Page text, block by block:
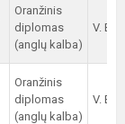
Oranžinis
diplomas
(anglų kalba)
V.
Oranžinis
diplomas
(anglų kalba)
V.